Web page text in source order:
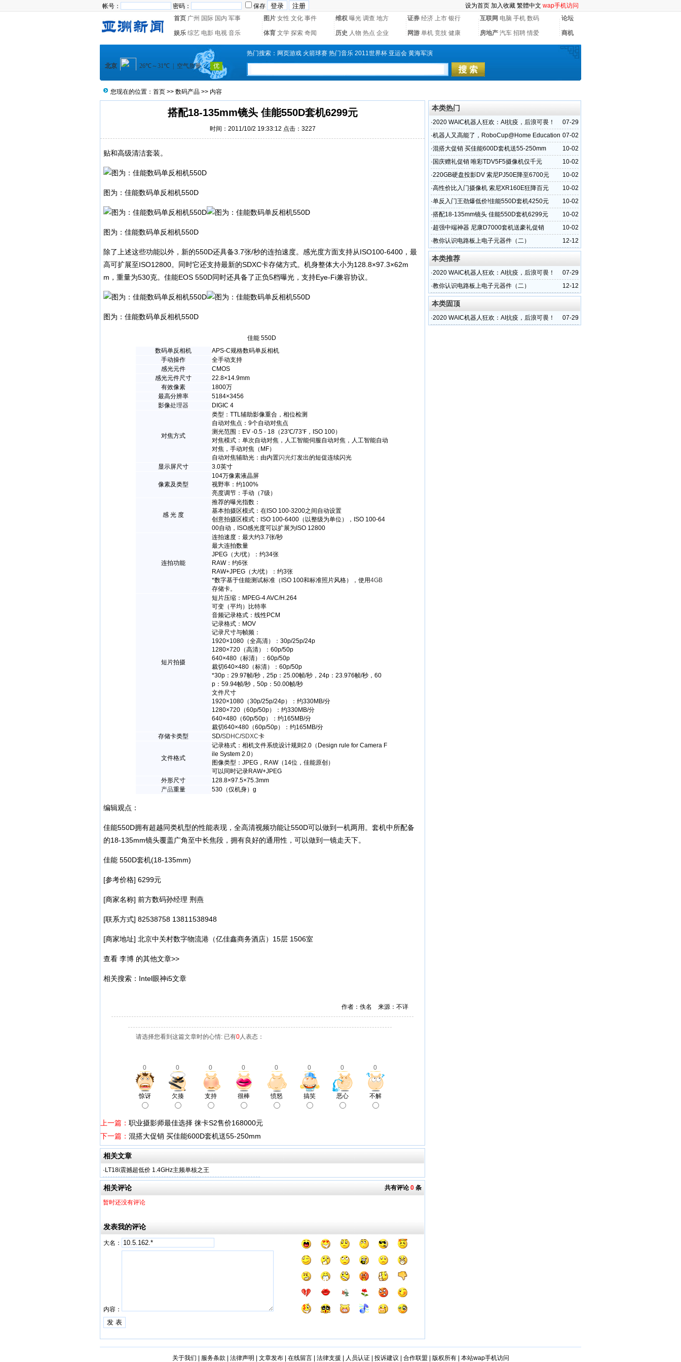
帐号： 密码： 保存 设为首页 加入收藏 繁體中文 wap手机访问
首页 广州 国际 国内 军事 图片 女性 文化 事件 维权 曝光 调查 地方 证券 经济 上市 银行 互联网 电脑 手机 数码 论坛
娱乐 综艺 电影 电视 音乐 体育 文学 探索 奇闻 历史 人物 热点 企业 网游 单机 竞技 健康 房地产 汽车 招聘 情爱 商机
热门搜索： 网页游戏 火箭球赛 热门音乐 2011世界杯 亚运会 黄海军演
您现在的位置： 首页 >> 数码产品 >> 内容
搭配18-135mm镜头 佳能550D套机6299元
时间：2011/10/2 19:33:12 点击：3227
贴和高级清洁套装。
图为：佳能数码单反相机550D
图为：佳能数码单反相机550D
除了上述这些功能以外，新的550D还具备3.7张/秒的连拍速度。感光度方面支持从ISO100-6400，最
高可扩展至ISO12800。同时它还支持最新的SDXC卡存储方式。机身整体大小为128.8×97.3×62m
m，重量为530克。佳能EOS 550D同时还具备了正负5档曝光，支持Eye-Fi兼容协议。
图为：佳能数码单反相机550D
佳能 550D
数码单反相机
APS-C规格数码单反相机
手动操作
全手动支持
感光元件
CMOS
感光元件尺寸
22.8×14.9mm
有效像素
1800万
最高分辨率
5184×3456
影像处理器 DIGIC 4
对焦方式
类型：TTL辅助影像重合，相位检测
自动对焦点：9个自动对焦点
测光范围：EV -0.5 - 18（23℃/73℉，ISO 100）
对焦模式：单次自动对焦，人工智能伺服自动对焦，人工智能自动
对焦，手动对焦（MF）
自动对焦辅助光：由内置闪光灯发出的短促连续闪光
显示屏尺寸
3.0英寸
像素及类型
104万像素液晶屏
视野率：约100%
亮度调节：手动（7级）
感 光 度
推荐的曝光指数：
基本拍摄区模式：在ISO 100-3200之间自动设置
创意拍摄区模式：ISO 100-6400（以整级为单位），ISO 100-64
00自动，ISO感光度可以扩展为ISO 12800
连拍功能
连拍速度：最大约3.7张/秒
最大连拍数量
JPEG（大/优）：约34张
RAW：约6张
RAW+JPEG（大/优）：约3张
*数字基于佳能测试标准（ISO 100和标准照片风格），使用4GB
存储卡。
短片拍摄
短片压缩：MPEG-4 AVC/H.264
可变（平均）比特率
音频记录格式：线性PCM
记录格式：MOV
记录尺寸与帧频：
1920×1080（全高清）：30p/25p/24p
1280×720（高清）：60p/50p
640×480（标清）：60p/50p
裁切640×480（标清）：60p/50p
*30p：29.97帧/秒，25p：25.00帧/秒，24p：23.976帧/秒，60
p：59.94帧/秒，50p：50.00帧/秒
文件尺寸
1920×1080（30p/25p/24p）：约330MB/分
1280×720（60p/50p）：约330MB/分
640×480（60p/50p）：约165MB/分
裁切640×480（60p/50p）：约165MB/分
存储卡类型
SD/SDHC/SDXC卡
文件格式
记录格式：相机文件系统设计规则2.0（Design rule for Camera F
ile System 2.0）
图像类型：JPEG，RAW（14位，佳能原创）
可以同时记录RAW+JPEG
外形尺寸
128.8×97.5×75.3mm
产品重量 530（仅机身）g
编辑观点：
佳能550D拥有超越同类机型的性能表现，全高清视频功能让550D可以做到一机两用。套机中所配备
的18-135mm镜头覆盖广角至中长焦段，拥有良好的通用性，可以做到一镜走天下。
佳能 550D套机(18-135mm)
[参考价格] 6299元
[商家名称] 前方数码孙经理 荆燕
[联系方式] 82538758 13811538948
[商家地址] 北京中关村数字物流港（亿佳鑫商务酒店）15层 1506室
查看 李博 的其他文章>>
相关搜索：Intel眼神i5文章
作者：佚名 来源：不详
请选择您看到这篇文章时的心情: 已有0人表态：
0 0 0 0 0 0 0 0
惊讶 欠揍 支持 很棒 愤怒 搞笑 恶心 不解
上一篇： 职业摄影师最佳选择 徕卡S2售价168000元
下一篇： 混搭大促销 买佳能600D套机送55-250mm
相关文章
· LT18i震撼超低价 1.4GHz主频单核之王
共有评论0 条
相关评论
暂时还没有评论
发表我的评论
大名：
内容：
本类热门
07-29
·2020 WAIC机器人狂欢：AI抗疫，后浪可畏！
07-02
·机器人又高能了，RoboCup@Home Education
2020成功举办
10-02
·混搭大促销 买佳能600D套机送55-250mm
10-02
· 国庆赠礼促销 唯彩TDV5F5摄像机仅千元
10-02
·220GB硬盘投影DV 索尼PJ50E降至6700元
10-02
·高性价比入门摄像机 索尼XR160E狂降百元
10-02
·单反入门王劲爆低价!佳能550D套机4250元
10-02
·搭配18-135mm镜头 佳能550D套机6299元
10-02
·超强中端神器 尼康D7000套机送豪礼促销
12-12
·教你认识电路板上电子元器件（二）
本类推荐
07-29
·2020 WAIC机器人狂欢：AI抗疫，后浪可畏！
12-12
·教你认识电路板上电子元器件（二）
本类固顶
07-29
·2020 WAIC机器人狂欢：AI抗疫，后浪可畏！
关于我们 服务条款 法律声明 文章发布| 在线留言| 法律支援 人员认证| 投诉建议 合作联盟 版权所有| 本站wap手机访问